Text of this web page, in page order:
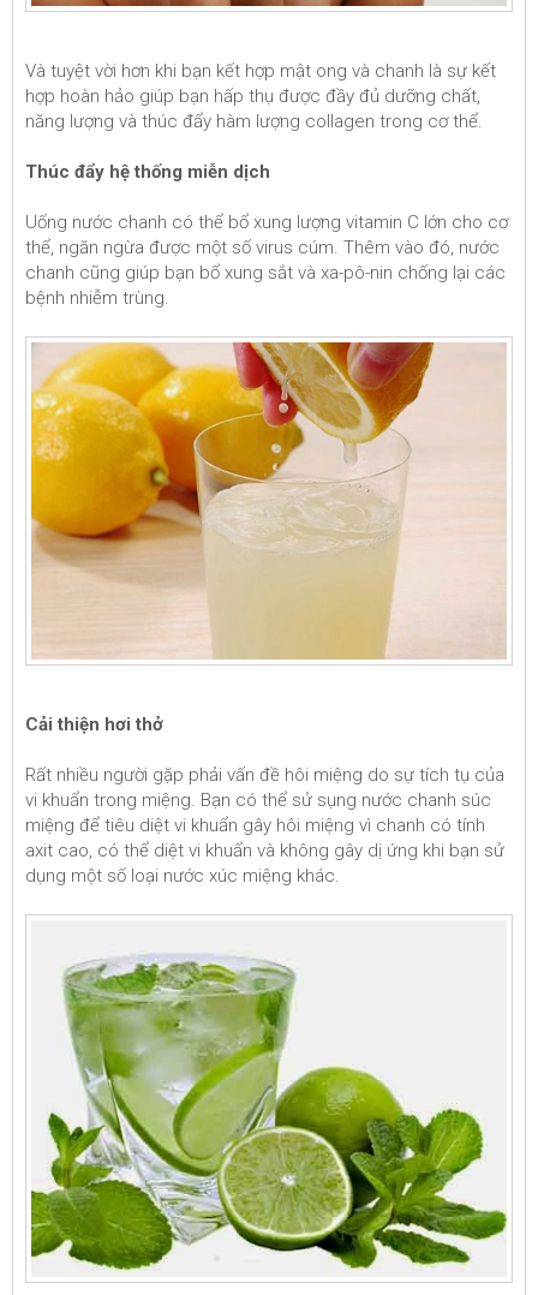
Và tuyệt vời hơn khi bạn kết hợp mật ong và chanh là sự kết
hợp hoàn hảo giúp bạn hấp thụ được đầy đủ dưỡng chất,
năng lượng và thúc đẩy hàm lượng collagen trong cơ thể.
Thúc đẩy hệ thống miễn dịch
Uống nước chanh có thể bổ xung lượng vitamin C lớn cho cơ
thể, ngăn ngừa được một số virus cúm. Thêm vào đó, nước
chanh cũng giúp bạn bổ xung sắt và xa-pô-nin chống lại các
bệnh nhiễm trùng.
Cải thiện hơi thở
Rất nhiều người gặp phải vấn đề hôi miệng do sự tích tụ của
vi khuẩn trong miệng. Bạn có thể sử sụng nước chanh súc
miệng để tiêu diệt vi khuẩn gây hôi miệng vì chanh có tính
axit cao, có thể diệt vi khuẩn và không gây dị ứng khi bạn sử
dụng một số loại nước xúc miệng khác.